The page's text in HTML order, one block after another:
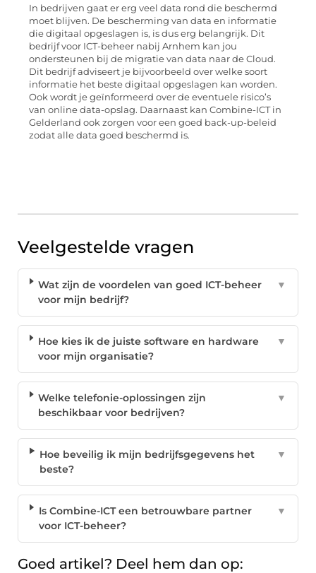
In bedrijven gaat er erg veel data rond die beschermd
moet blijven. De bescherming van data en informatie
die digitaal opgeslagen is, is dus erg belangrijk. Dit
bedrijf voor ICT-beheer nabij Arnhem kan jou
ondersteunen bij de migratie van data naar de Cloud.
Dit bedrijf adviseert je bijvoorbeeld over welke soort
informatie het beste digitaal opgeslagen kan worden.
Ook wordt je geïnformeerd over de eventuele risico’s
van online data-opslag. Daarnaast kan Combine-ICT in
Gelderland ook zorgen voor een goed back-up-beleid
zodat alle data goed beschermd is.
Veelgestelde vragen
Wat zijn de voordelen van goed ICT-beheer
voor mijn bedrijf?
▼
Hoe kies ik de juiste software en hardware
voor mijn organisatie?
▼
Welke telefonie-oplossingen zijn
beschikbaar voor bedrijven?
▼
Hoe beveilig ik mijn bedrijfsgegevens het
beste?
▼
Is Combine-ICT een betrouwbare partner
voor ICT-beheer?
▼
Goed artikel? Deel hem dan op: